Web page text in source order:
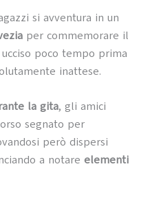
si avventura in un
per commemorare il
poco tempo prima
inattese.
la gita, gli amici
segnato per
però dispersi
a notare elementi